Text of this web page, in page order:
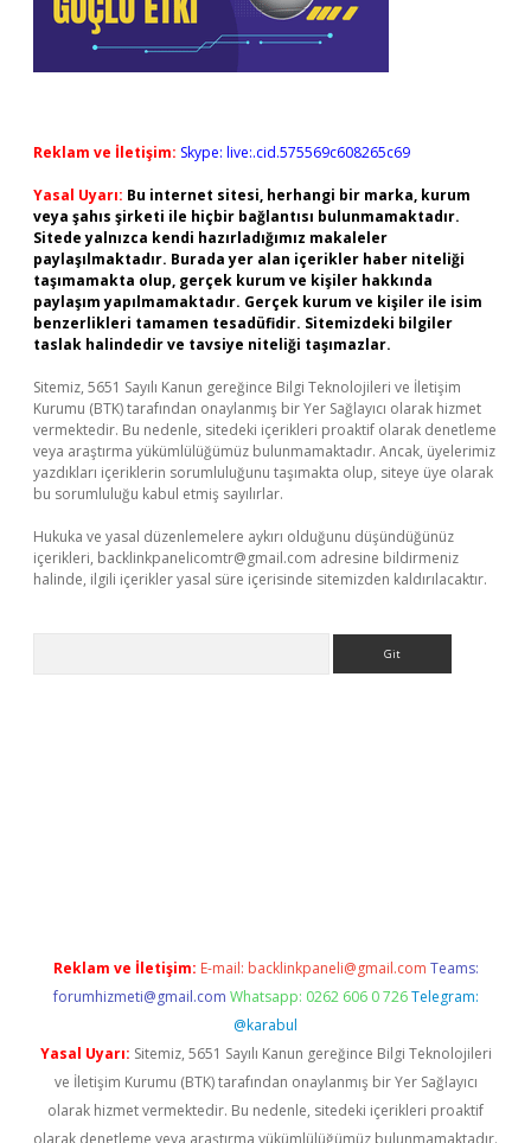
Reklam ve İletişim: Skype: live:.cid.575569c608265c69
Yasal Uyarı: Bu internet sitesi, herhangi bir marka, kurum
veya şahıs şirketi ile hiçbir bağlantısı bulunmamaktadır.
Sitede yalnızca kendi hazırladığımız makaleler
paylaşılmaktadır. Burada yer alan içerikler haber niteliği
taşımamakta olup, gerçek kurum ve kişiler hakkında
paylaşım yapılmamaktadır. Gerçek kurum ve kişiler ile isim
benzerlikleri tamamen tesadüfidir. Sitemizdeki bilgiler
taslak halindedir ve tavsiye niteliği taşımazlar.
Sitemiz, 5651 Sayılı Kanun gereğince Bilgi Teknolojileri ve İletişim
Kurumu (BTK) tarafından onaylanmış bir Yer Sağlayıcı olarak hizmet
vermektedir. Bu nedenle, sitedeki içerikleri proaktif olarak denetleme
veya araştırma yükümlülüğümüz bulunmamaktadır. Ancak, üyelerimiz
yazdıkları içeriklerin sorumluluğunu taşımakta olup, siteye üye olarak
bu sorumluluğu kabul etmiş sayılırlar.
Hukuka ve yasal düzenlemelere aykırı olduğunu düşündüğünüz
içerikleri, backlinkpanelicomtr@gmail.com adresine bildirmeniz
halinde, ilgili içerikler yasal süre içerisinde sitemizden kaldırılacaktır.
Reklam ve İletişim: E-mail: backlinkpaneli@gmail.com Teams:
forumhizmeti@gmail.com Whatsapp: 0262 606 0 726 Telegram:
@karabul
Yasal Uyarı: Sitemiz, 5651 Sayılı Kanun gereğince Bilgi Teknolojileri
ve İletişim Kurumu (BTK) tarafından onaylanmış bir Yer Sağlayıcı
olarak hizmet vermektedir. Bu nedenle, sitedeki içerikleri proaktif
olarak denetleme veya araştırma yükümlülüğümüz bulunmamaktadır.